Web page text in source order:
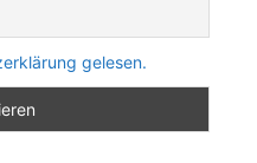
gelesen.